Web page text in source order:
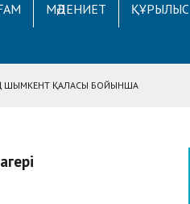
МӘДЕНИЕТ ҚҰРЫЛЫС
ШЫМКЕНТ ҚАЛАСЫ БОЙЫНША
ТАЛҚЫЛАНДЫ